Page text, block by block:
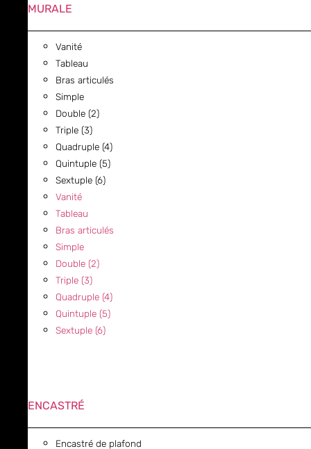
MURALE
Vanité
Tableau
Bras articulés
Simple
Double (2)
Triple (3)
Quadruple (4)
Quintuple (5)
Sextuple (6)
Vanité
Tableau
Bras articulés
Simple
Double (2)
Triple (3)
Quadruple (4)
Quintuple (5)
Sextuple (6)
ENCASTRÉ
Encastré de plafond